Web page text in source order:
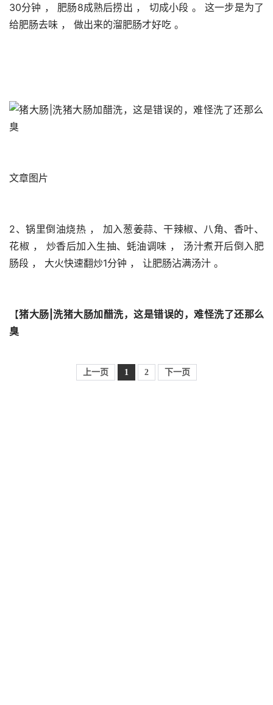
30分钟 ， 肥肠8成熟后捞出 ， 切成小段 。 这一步是为了
给肥肠去味 ， 做出来的溜肥肠才好吃 。
文章图片
2、锅里倒油烧热 ， 加入葱姜蒜、干辣椒、八角、香叶、
花椒 ， 炒香后加入生抽、蚝油调味 ， 汤汁煮开后倒入肥
肠段 ， 大火快速翻炒1分钟 ， 让肥肠沾满汤汁 。
【猪大肠|洗猪大肠加醋洗，这是错误的，难怪洗了还那么
臭
上一页 1 2 下一页